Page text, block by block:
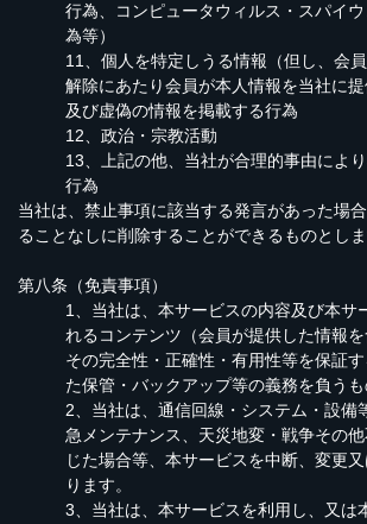
行為、コンピュータウィルス・スパイ
為等）
11、個人を特定しうる情報（但し、会
解除にあたり会員が本人情報を当社に提
及び虚偽の情報を掲載する行為
12、政治・宗教活動
13、上記の他、当社が合理的事由によ
行為
当社は、禁止事項に該当する発言があった場
ることなしに削除することができるものとしま
第八条（免責事項）
1、当社は、本サービスの内容及び本サ
れるコンテンツ（会員が提供した情報を
その完全性・正確性・有用性等を保証
た保管・バックアップ等の義務を負うも
2、当社は、通信回線・システム・設備
急メンテナンス、天災地変・戦争その
じた場合等、本サービスを中断、変更
ります。
3、当社は、本サービスを利用し、又は